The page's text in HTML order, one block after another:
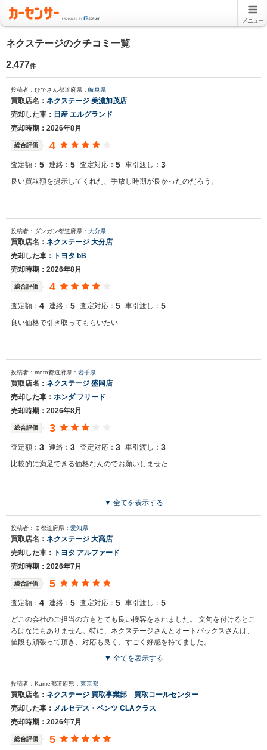
メニュー
ネクステージのクチコミ一覧
2,477件
投稿者：ひでさん都道府県： 岐阜県
買取店名： ネクステージ 美濃加茂店
売却した車： 日産 エルグランド
売却時期：2026年8月
総合評価 4
査定額： 5 連絡： 5 査定対応： 5 車引渡し： 3
良い買取額を提示してくれた、手放し時期が良かったのだろう。
投稿者：ダンガン都道府県： 大分県
買取店名： ネクステージ 大分店
売却した車：
トヨタ bB
売却時期：2026年8月
総合評価 4
査定額： 4 連絡： 5 査定対応： 5 車引渡し： 5
良い価格で引き取ってもらいたい
投稿者：moto都道府県： 岩手県
買取店名： ネクステージ 盛岡店
売却した車： ホンダ フリード
売却時期：2026年8月
総合評価 3
査定額： 3 連絡： 3 査定対応： 3 車引渡し： 3
比較的に満足できる価格なんのでお願いしませた
▼ 全てを表示する
投稿者：ま都道府県： 愛知県
買取店名： ネクステージ 大高店
売却した車：
トヨタ アルファード
売却時期：2026年7月
総合評価 5
査定額： 4 連絡： 5 査定対応： 5 車引渡し： 5
どこの会社のご担当の方もとても良い接客をされました。 文句を付けるとこ
ろはなにもありません。特に、ネクステージさんとオートバックスさんは、
値段も頑張って頂き、対応も良く、すごく好感を持てました。
▼ 全てを表示する
投稿者：Kame都道府県： 東京都
買取店名： ネクステージ 買取事業部 買取コールセンター
売却した車： メルセデス・ベンツ CLAクラス
売却時期：2026年7月
総合評価 5